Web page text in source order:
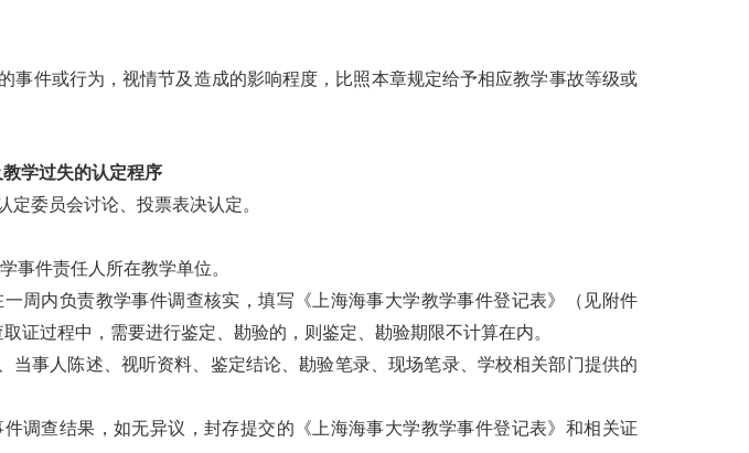
件或行为，视情节及造成的影响程度，比照本章规定给予相应教学事故等级或
学过失的认定程序
委员会讨论、投票表决认定。
事件责任人所在教学单位。
周内负责教学事件调查核实，填写《上海海事大学教学事件登记表》（见附件
证过程中，需要进行鉴定、勘验的，则鉴定、勘验期限不计算在内。
事人陈述、视听资料、鉴定结论、勘验笔录、现场笔录、学校相关部门提供的
调查结果，如无异议，封存提交的《上海海事大学教学事件登记表》和相关证